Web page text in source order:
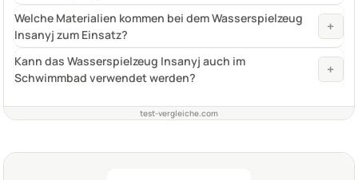
Welche Materialien kommen bei dem Wasserspielzeug
Insanyj zum Einsatz?
+
Kann das Wasserspielzeug Insanyj auch im
Schwimmbad verwendet werden?
+
test-vergleiche.com